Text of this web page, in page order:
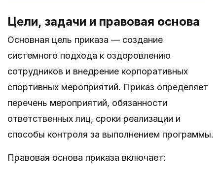
Цели, задачи и правовая основа
Основная цель приказа — создание
системного подхода к оздоровлению
сотрудников и внедрение корпоративных
спортивных мероприятий. Приказ определяет
перечень мероприятий, обязанности
ответственных лиц, сроки реализации и
способы контроля за выполнением программы.
Правовая основа приказа включает: